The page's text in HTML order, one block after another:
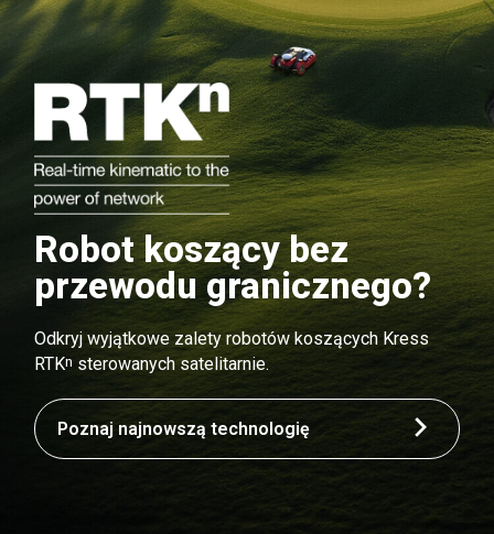
Robot koszący bez
przewodu granicznego?
Odkryj wyjątkowe zalety robotów koszących Kress
RTKn sterowanych satelitarnie.
Poznaj najnowszą technologię